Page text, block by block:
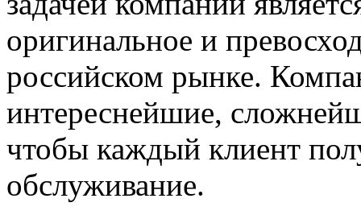
оригинальное и
российском рынке.
интереснейшие,
чтобы каждый клиент
обслуживание.